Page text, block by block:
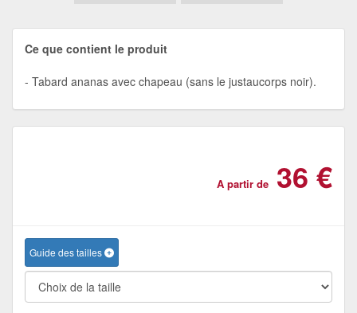
Ce que contient le produit
Tabard ananas avec chapeau (sans le justaucorps noir).
A partir de 36 €
Guide des tailles